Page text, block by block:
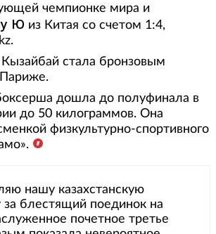
чемпионке мира и
Ю из Китая со счетом 1:4,
стала бронзовым
дошла до полуфинала в
до 50 килограммов. Она
физкультурно-спортивного
нашу казахстанскую
блестящий поединок на
почетное третье